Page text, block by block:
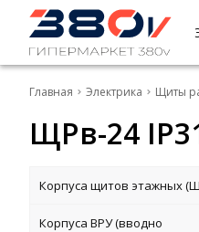
Главная Электрика Щиты
ЩРв-24
Корпуса щитов этажных
Корпуса ВРУ (вводно